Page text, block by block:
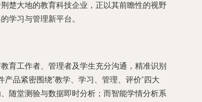
楚大地的教育科技企业，正以其前瞻性的视野
学习与管理新平台。
育工作者、管理者及学生充分沟通，精准识别
品紧密围绕“教学、学习、管理、评价”四大
随堂测验与数据即时分析；而智能学情分析系